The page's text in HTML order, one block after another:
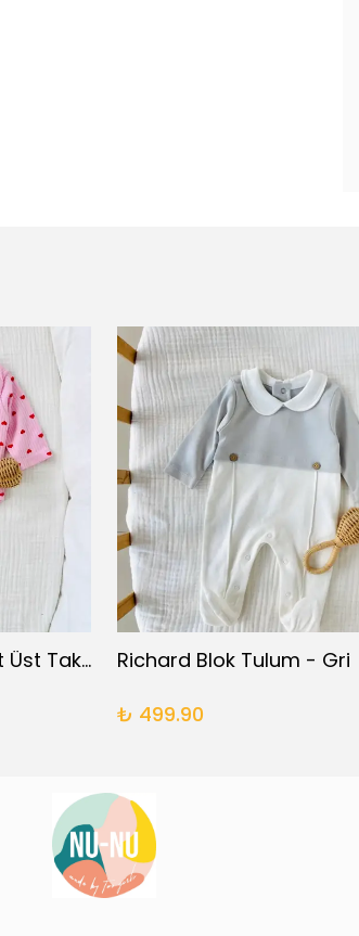
Kırmızı Kalpli Pembe Alt Üst Takım
Richard Blok Tulum - Gri
₺ 499.90